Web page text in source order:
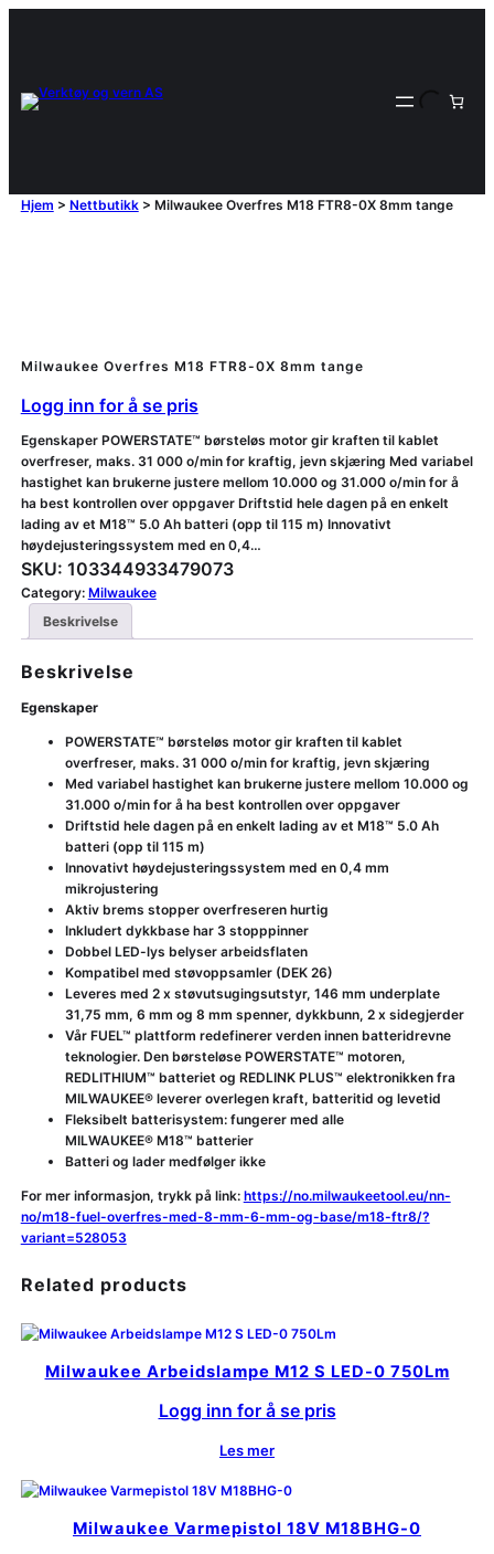
Hjem > Nettbutikk> Milwaukee Overfres M18 FTR8-0X 8mm tange
Milwaukee Overfres M18 FTR8-0X 8mm tange
Logg inn for å se pris
Egenskaper POWERSTATE™ børsteløs motor gir kraften til kablet
overfreser, maks. 31 000 o/min for kraftig, jevn skjæring Med variabel
hastighet kan brukerne justere mellom 10.000 og 31.000 o/min for å
ha best kontrollen over oppgaver Driftstid hele dagen på en enkelt
lading av et M18™ 5.0 Ah batteri (opp til 115 m) Innovativt
høydejusteringssystem med en 0,4…
SKU: 103344933479073
Category: Milwaukee
Beskrivelse
Beskrivelse
Egenskaper
POWERSTATE™ børsteløs motor gir kraften til kablet
overfreser, maks. 31 000 o/min for kraftig, jevn skjæring
Med variabel hastighet kan brukerne justere mellom 10.000 og
31.000 o/min for å ha best kontrollen over oppgaver
Driftstid hele dagen på en enkelt lading av et M18™ 5.0 Ah
batteri (opp til 115 m)
Innovativt høydejusteringssystem med en 0,4 mm
mikrojustering
Aktiv brems stopper overfreseren hurtig
Inkludert dykkbase har 3 stopppinner
Dobbel LED-lys belyser arbeidsflaten
Kompatibel med støvoppsamler (DEK 26)
Leveres med 2 x støvutsugingsutstyr, 146 mm underplate
31,75 mm, 6 mm og 8 mm spenner, dykkbunn, 2 x sidegjerder
Vår FUEL™ plattform redefinerer verden innen batteridrevne
teknologier. Den børsteløse POWERSTATE™ motoren,
REDLITHIUM™ batteriet og REDLINK PLUS™ elektronikken fra
MILWAUKEE® leverer overlegen kraft, batteritid og levetid
Fleksibelt batterisystem: fungerer med alle
MILWAUKEE® M18™ batterier
Batteri og lader medfølger ikke
For mer informasjon, trykk på link: https://no.milwaukeetool.eu/nn-
no/m18-fuel-overfres-med-8-mm-6-mm-og-base/m18-ftr8/?
variant=528053
Related products
Milwaukee Arbeidslampe M12 S LED-0 750Lm
Logg inn for å se pris
Les mer
Milwaukee Varmepistol 18V M18BHG-0